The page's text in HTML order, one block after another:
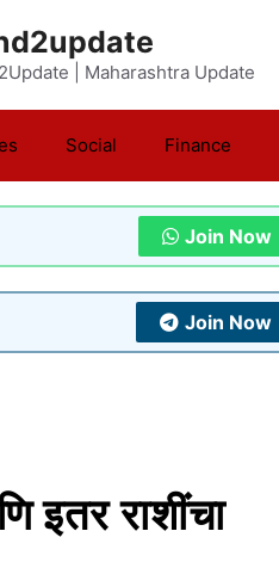
| Maharashtra Update
Social Finance
Join Now
Join Now
इतर राशींचा